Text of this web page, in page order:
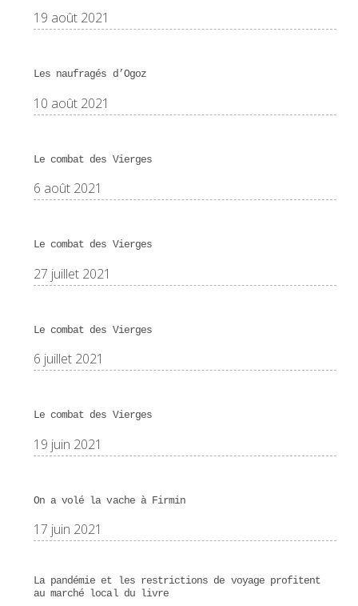
19 août 2021
Les naufragés d’Ogoz
10 août 2021
Le combat des Vierges
6 août 2021
Le combat des Vierges
27 juillet 2021
Le combat des Vierges
6 juillet 2021
Le combat des Vierges
19 juin 2021
On a volé la vache à Firmin
17 juin 2021
La pandémie et les restrictions de voyage profitent
au marché local du livre